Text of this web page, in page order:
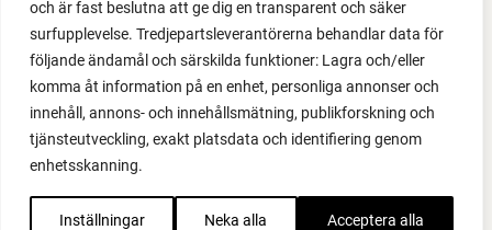
och är fast beslutna att ge dig en transparent och säker
surfupplevelse. Tredjepartsleverantörerna behandlar data för
följande ändamål och särskilda funktioner: Lagra och/eller
komma åt information på en enhet, personliga annonser och
innehåll, annons- och innehållsmätning, publikforskning och
tjänsteutveckling, exakt platsdata och identifiering genom
enhetsskanning.
Inställningar Neka alla Acceptera alla
FACEBOOK
YOUTUBE